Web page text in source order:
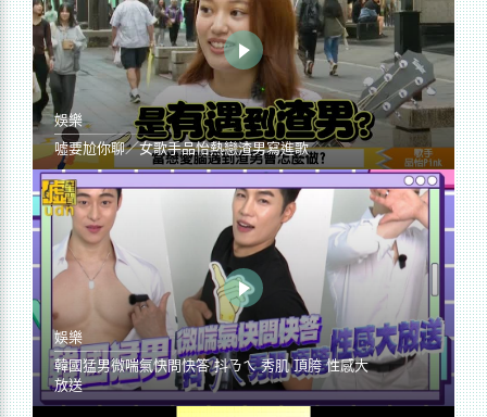
娛樂
噓要尬你聊／女歌手品怡熱戀渣男寫進歌
娛樂
韓國猛男微喘氣快問快答 抖ㄋㄟ 秀肌 頂胯 性感大
放送